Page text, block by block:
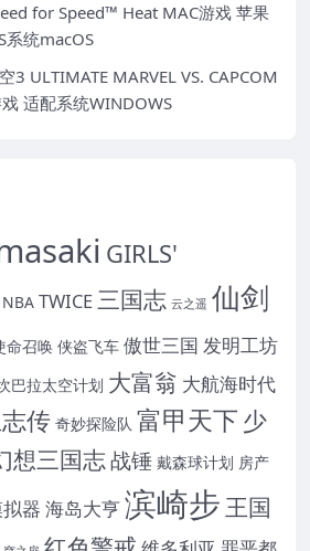
for Speed™ Heat MAC游戏 苹果
系统macOS
3 ULTIMATE MARVEL VS. CAPCOM
适配系统WINDOWS
GIRLS'
NBA TWICE三国志 云之遥 仙剑
命召唤 侠盗飞车 傲世三国 发明工坊
巴拉太空计划 大富翁 大航海时代
传 奇妙探险队 富甲天下 少
想三国志战锤 戴森球计划 房产
器 海岛大亨滨崎步王国